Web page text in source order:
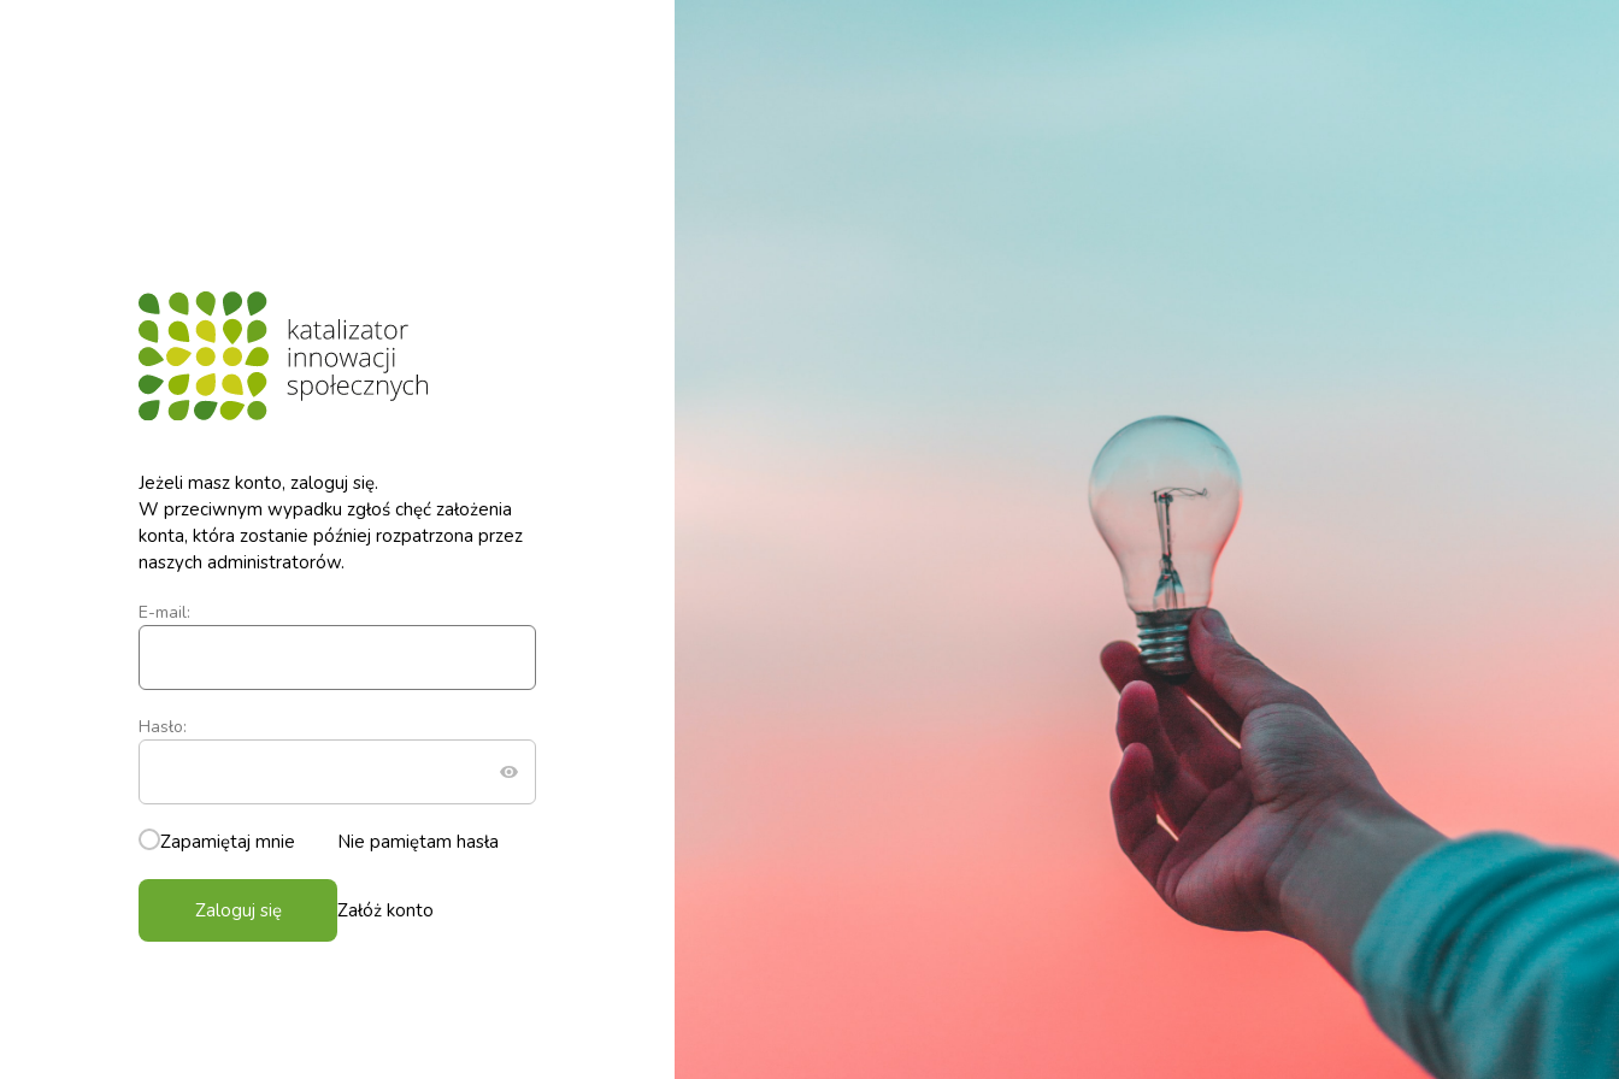
Jeżeli masz konto, zaloguj się.
W przeciwnym wypadku zgłoś chęć założenia
konta, która zostanie później rozpatrzona przez
naszych administratorów.
E-mail:
Hasło:
Zapamiętaj mnie Nie pamiętam hasła
Zaloguj się Załóż konto